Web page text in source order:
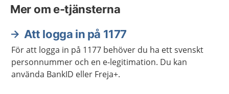
Mer om e-tjänsterna
Att logga in på 1177
För att logga in på 1177 behöver du ha ett svenskt
personnummer och en e-legitimation. Du kan
använda BankID eller Freja+.